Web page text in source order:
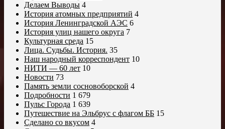
Делаем Выводы 4
История атомных предприятий 4
История Ленинградской АЭС 6
История улиц нашего округа 7
Культурная среда 15
Лица. Судьбы. История. 35
Наш народный корреспондент 10
НИТИ — 60 лет 10
Новости 73
Память земли сосновоборской 4
Подробности 1 679
Пульс Города 1 639
Путешествие на Эльбрус с флагом ББ 15
Сделано со вкусом 4